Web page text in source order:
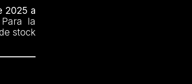
2025 a
la
stock